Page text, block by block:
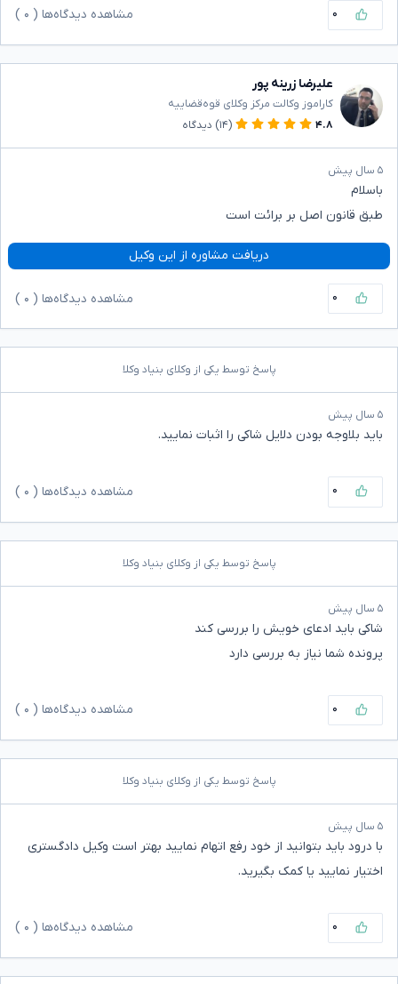
۰ مشاهده دیدگاه‌ها ( ۰
علیرضا زرینه پور
کاراموز وکالت مرکز وکلای قوه‌قضاییه
۴.۸
(۱۴) دیدگاه
۵ سال پیش
باسلام
طبق قانون اصل بر برائت است
دریافت مشاوره از این وکیل
۰ مشاهده دیدگاه‌ها ( ۰
پاسخ توسط یکی از وکلای بنیاد وکلا
۵ سال پیش
باید بلاوجه بودن دلایل شاکی را اثبات نمایید.
۰ مشاهده دیدگاه‌ها ( ۰
پاسخ توسط یکی از وکلای بنیاد وکلا
۵ سال پیش
شاکی باید ادعای خویش را بررسی کند
پرونده شما نیاز به بررسی دارد
۰ مشاهده دیدگاه‌ها ( ۰
پاسخ توسط یکی از وکلای بنیاد وکلا
۵ سال پیش
با درود باید بتوانید از خود رفع اتهام نمایید بهتر است وکیل دادگستری
اختیار نمایید یا کمک بگیرید.
۰ مشاهده دیدگاه‌ها ( ۰